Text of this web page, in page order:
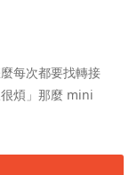
每次都要找轉接
煩」那麼 mini